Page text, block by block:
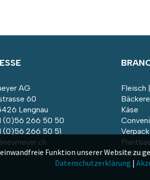
AG
60
Lengnau
(0)56 266 50 50
(0)56 266 50 51
Fleisch
Käse
Funktion unserer Website zu
Datenschutzerklärung |